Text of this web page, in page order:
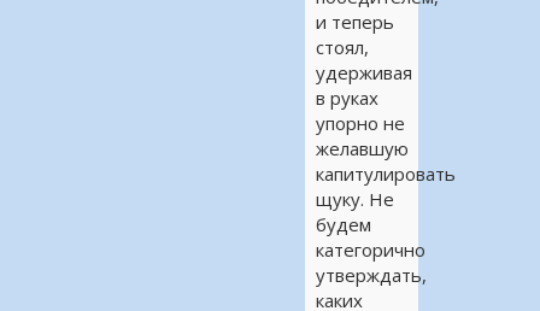
и теперь
стоял,
удерживая
в руках
упорно не
желавшую
капитулировать
щуку. Не
будем
категорично
утверждать,
каких